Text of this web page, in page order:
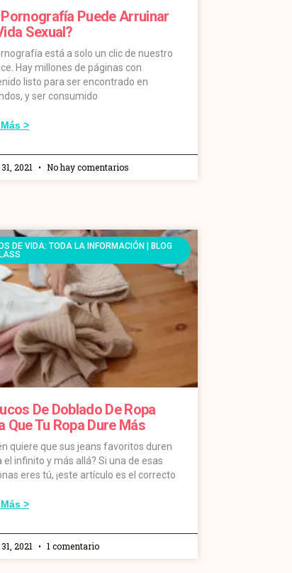
Pornografía Puede Arruinar
Sexual?
está a solo un clic de nuestro
Hay millones de páginas con
listo para ser encontrado en
y ser consumido
>
2021 No hay comentarios
DE VIDA: TODA LA INFORMACIÓN | BLOG
De Doblado De Ropa
Que Tu Ropa Dure Más
quiere que sus jeans favoritos duren
el infinito y más allá? Si una de esas
eres tú, ¡este artículo es el correcto
>
2021 1 comentario